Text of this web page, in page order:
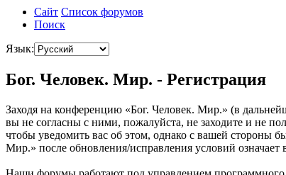
Сайт Список форумов
Поиск
Язык:
Бог. Человек. Мир. - Регистрация
Заходя на конференцию «Бог. Человек. Мир.» (в
вы не согласны с ними, пожалуйста, не заходите и не
чтобы уведомить вас об этом, однако с вашей стороны
Мир.» после обновления/исправления условий означает